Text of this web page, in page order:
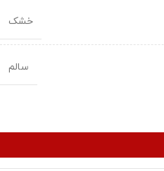
خشک
سالم